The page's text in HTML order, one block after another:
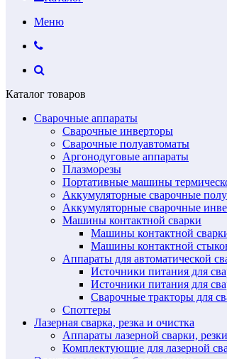
Меню
Каталог товаров
Сварочные аппараты
Сварочные инверторы
Сварочные полуавтоматы
Аргонодуговые аппараты
Плазморезы
Портативные машины
Аккумуляторные сварочные
Аккумуляторные сварочные
Машины контактной сварки
Машины контактной
Машины контактной
Аппараты для автоматической
Источники питания для
Источники питания для
Сварочные тракторы для
Споттеры
Лазерная сварка, резка и очистка
Аппараты лазерной сварки,
Комплектующие для лазерной